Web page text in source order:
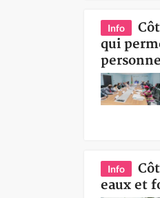
Info
qui
Info
eaux et